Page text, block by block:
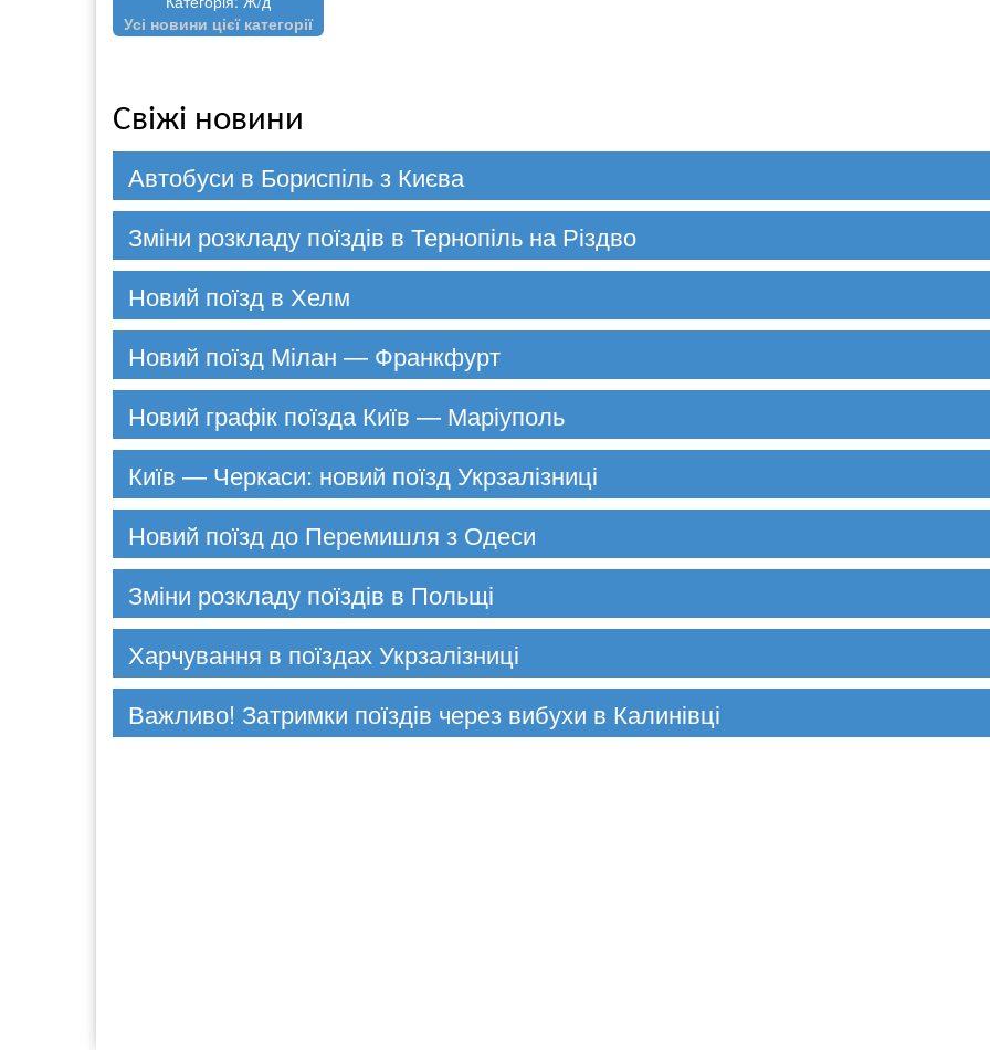
Усі новини цієї категорії
Свіжі новини
Автобуси в Бориспіль з Києва
Зміни розкладу поїздів в Тернопіль на Різдво
Новий поїзд в Хелм
Новий поїзд Мілан — Франкфурт
Новий графік поїзда Київ — Маріуполь
Київ — Черкаси: новий поїзд Укрзалізниці
Новий поїзд до Перемишля з Одеси
Зміни розкладу поїздів в Польщі
Харчування в поїздах Укрзалізниці
Важливо! Затримки поїздів через вибухи в Калинівці